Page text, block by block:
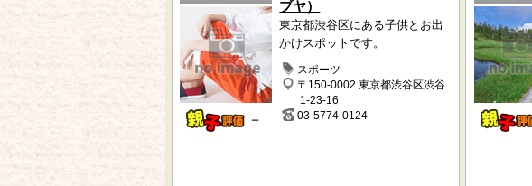
－
ブヤ）
東京都渋谷区にある子供とお出
かけスポットです。
スポーツ
〒150-0002 東京都渋谷区渋谷
1-23-16
03-5774-0124